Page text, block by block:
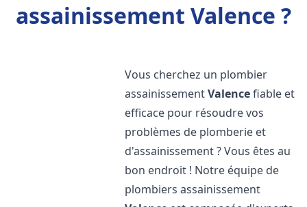
assainissement Valence ?
Vous cherchez un plombier
assainissementValencefiable et
efficace pour résoudre vos
problèmes de plomberie et
d'assainissement ? Vous êtes au
bon endroit ! Notre équipe de
plombiers assainissement